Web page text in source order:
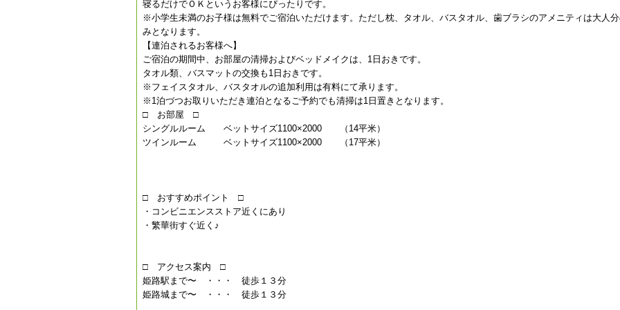
寝るだけでＯＫというお客様にぴったりです。
※小学生未満のお子様は無料でご宿泊いただけます。ただし枕、タオル、バスタオル、歯ブラシのアメニティは大人
みとなります。
【連泊されるお客様へ】
ご宿泊の期間中、お部屋の清掃およびベッドメイクは、1日おきです。
タオル類、バスマットの交換も1日おきです。
※フェイスタオル、バスタオルの追加利用は有料にて承ります。
※1泊づつお取りいただき連泊となるご予約でも清掃は1日置きとなります。
□ お部屋 □
シングルルーム ベットサイズ1100×2000 （14平米）
ツインルーム ベットサイズ1100×2000 （17平米）
□ おすすめポイント □
・コンビニエンスストア近くにあり
・繁華街すぐ近く♪
□ アクセス案内 □
姫路駅まで〜 ・・・ 徒歩１３分
姫路城まで〜 ・・・ 徒歩１３分